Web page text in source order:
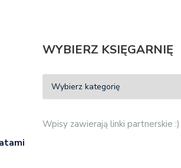
WYBIERZ KSIĘGARNIĘ
Wpisy zawierają linki partnerskie :)